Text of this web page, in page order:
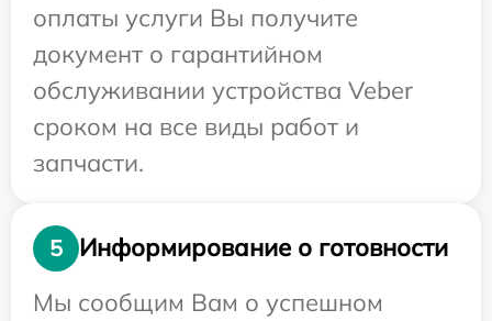
оплаты услуги Вы получите
документ о гарантийном
обслуживании устройства Veber
сроком на все виды работ и
запчасти.
5
Информирование о готовности
Мы сообщим Вам о успешном